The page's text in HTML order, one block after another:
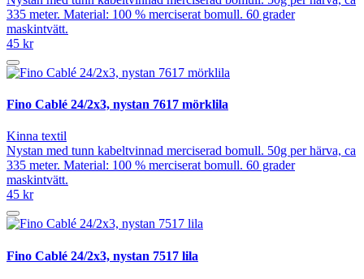
335 meter. Material: 100 % merciserat bomull. 60 grader
maskintvätt.
45 kr
Fino Cablé 24/2x3, nystan 7617 mörklila
Kinna textil
Nystan med tunn kabeltvinnad merciserad bomull. 50g per härva, ca
335 meter. Material: 100 % merciserat bomull. 60 grader
maskintvätt.
45 kr
Fino Cablé 24/2x3, nystan 7517 lila